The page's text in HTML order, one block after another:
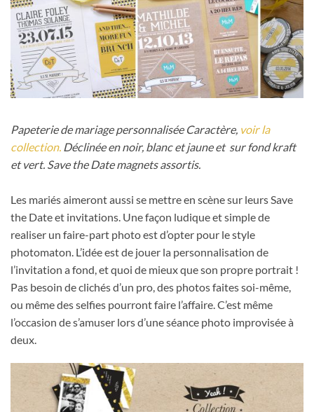
Papeterie de mariage personnalisée Caractère, voir la
collection. Déclinée en noir, blanc et jaune et sur fond kraft
et vert. Save the Date magnets assortis.
Les mariés aimeront aussi se mettre en scène sur leurs Save
the Date et invitations. Une façon ludique et simple de
realiser un faire-part photo est d’opter pour le style
photomaton. L’idée est de jouer la personnalisation de
l’invitation a fond, et quoi de mieux que son propre portrait !
Pas besoin de clichés d’un pro, des photos faites soi-même,
ou même des selfies pourront faire l’affaire. C’est même
l’occasion de s’amuser lors d’une séance photo improvisée à
deux.